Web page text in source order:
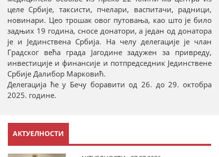
целе Србије, таксисти, пчелари, васпитачи, радници,
новинари. Цео трошак овог путовања, као што је било
задњих 19 година, сносе донатори, а један од донатора
је и Јединствена Србија. На челу делегације је члан
Градског већа града Јагодине задужен за привреду,
инвестиције и финансије и потпредседник Јединствене
Србије Далибор Марковић.
Делегација ће у Бечу боравити од 26. до 29. октобра
2025. године.
АКТУЕЛНОСТИ